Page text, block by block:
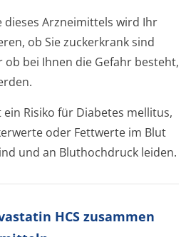
dieses Arzneimittels wird Ihr
ob Sie zuckerkrank sind
bei Ihnen die Gefahr besteht,
Risiko für Diabetes mellitus,
oder Fettwerte im Blut
und an Bluthochdruck leiden.
HCS zusammen